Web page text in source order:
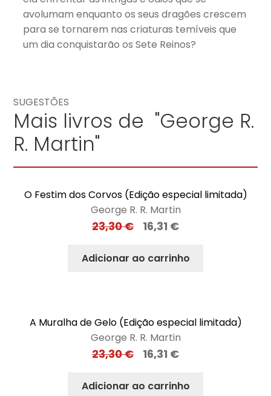
avolumam enquanto os seus dragões crescem
para se tornarem nas criaturas temíveis que
um dia conquistarão os Sete Reinos?
SUGESTÕES
Mais livros de "George R.
R. Martin"
O Festim dos Corvos (Edição especial limitada)
George R. R. Martin
23,30€ 16,31 €
Adicionar ao carrinho
A Muralha de Gelo (Edição especial limitada)
George R. R. Martin
23,30€ 16,31 €
Adicionar ao carrinho